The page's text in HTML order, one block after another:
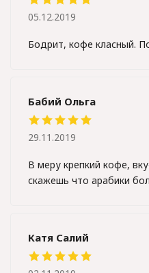
Бодрит, кофе класный.
05.12.2019
Бабий Ольга
В меру крепкий кофе,
скажешь что арабики
29.11.2019
Катя Салий